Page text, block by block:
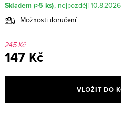
Skladem (>5 ks)
10.8.2026
Možnosti doručení
245 Kč
147 Kč
cena:
VLOŽIT DO